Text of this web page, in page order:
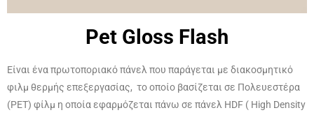
Pet Gloss Flash
Είναι ένα πρωτοποριακό πάνελ που παράγεται με διακοσμητικό
φιλμ θερμής επεξεργασίας, το οποίο βασίζεται σε Πολευεστέρα
(PET) φίλμ η οποία εφαρμόζεται πάνω σε πάνελ HDF ( High Density